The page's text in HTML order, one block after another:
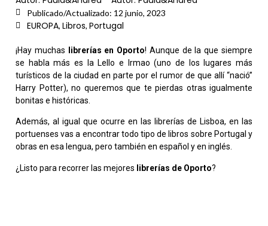
Publicado/Actualizado: 12 junio, 2023
EUROPA, Libros, Portugal
¡Hay muchas librerías en Oporto! Aunque de la que siempre
se habla más es la Lello e Irmao (uno de los lugares más
turísticos de la ciudad en parte por el rumor de que allí “nació”
Harry Potter), no queremos que te pierdas otras igualmente
bonitas e históricas.
Además, al igual que ocurre en las librerías de Lisboa, en las
portuenses vas a encontrar todo tipo de libros sobre Portugal y
obras en esa lengua, pero también en español y en inglés.
¿Listo para recorrer las mejores librerías de Oporto?